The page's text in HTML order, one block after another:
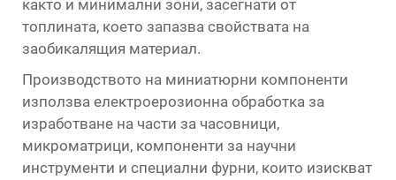
както и минимални зони, засегнати от
топлината, което запазва свойствата на
заобикалящия материал.
Производството на миниатюрни компоненти
използва електроерозионна обработка за
изработване на части за часовници,
микроматрици, компоненти за научни
инструменти и специални фурни, които изискват